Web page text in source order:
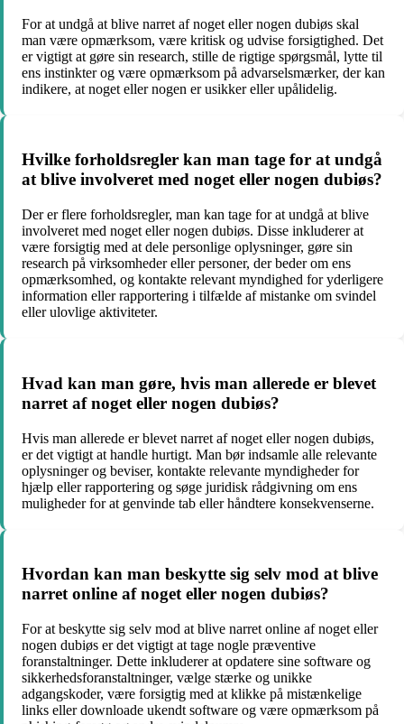
For at undgå at blive narret af noget eller nogen dubiøs skal
man være opmærksom, være kritisk og udvise forsigtighed. Det
er vigtigt at gøre sin research, stille de rigtige spørgsmål, lytte til
ens instinkter og være opmærksom på advarselsmærker, der kan
indikere, at noget eller nogen er usikker eller upålidelig.
Hvilke forholdsregler kan man tage for at undgå
at blive involveret med noget eller nogen dubiøs?
Der er flere forholdsregler, man kan tage for at undgå at blive
involveret med noget eller nogen dubiøs. Disse inkluderer at
være forsigtig med at dele personlige oplysninger, gøre sin
research på virksomheder eller personer, der beder om ens
opmærksomhed, og kontakte relevant myndighed for yderligere
information eller rapportering i tilfælde af mistanke om svindel
eller ulovlige aktiviteter.
Hvad kan man gøre, hvis man allerede er blevet
narret af noget eller nogen dubiøs?
Hvis man allerede er blevet narret af noget eller nogen dubiøs,
er det vigtigt at handle hurtigt. Man bør indsamle alle relevante
oplysninger og beviser, kontakte relevante myndigheder for
hjælp eller rapportering og søge juridisk rådgivning om ens
muligheder for at genvinde tab eller håndtere konsekvenserne.
Hvordan kan man beskytte sig selv mod at blive
narret online af noget eller nogen dubiøs?
For at beskytte sig selv mod at blive narret online af noget eller
nogen dubiøs er det vigtigt at tage nogle præventive
foranstaltninger. Dette inkluderer at opdatere sine software og
sikkerhedsforanstaltninger, vælge stærke og unikke
adgangskoder, være forsigtig med at klikke på mistænkelige
links eller downloade ukendt software og være opmærksom på